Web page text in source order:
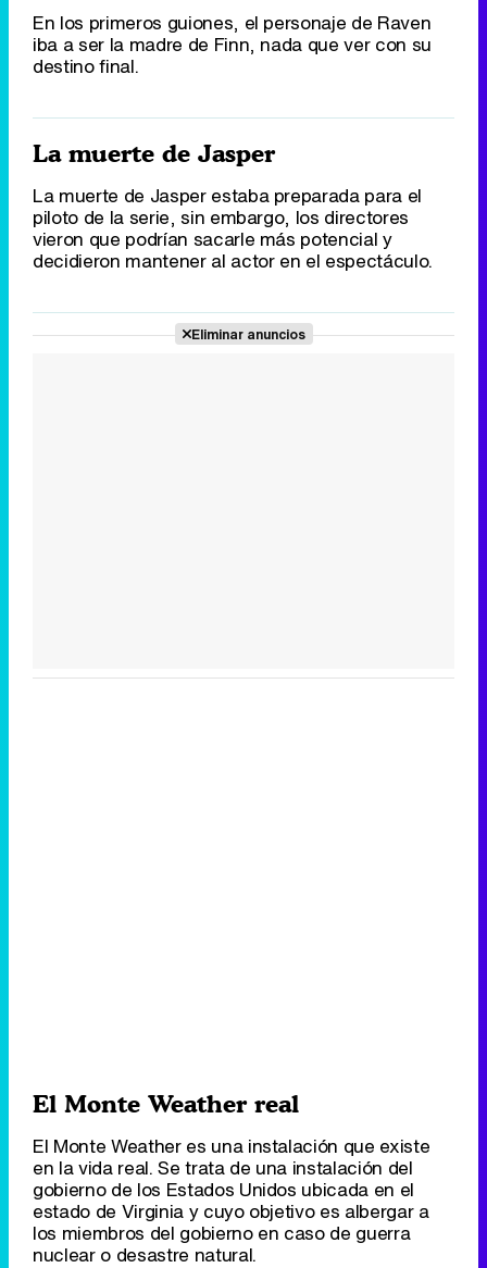
En los primeros guiones, el personaje de Raven
iba a ser la madre de Finn, nada que ver con su
destino final.
La muerte de Jasper
La muerte de Jasper estaba preparada para el
piloto de la serie, sin embargo, los directores
vieron que podrían sacarle más potencial y
decidieron mantener al actor en el espectáculo.
Eliminar anuncios
El Monte Weather real
El Monte Weather es una instalación que existe
en la vida real. Se trata de una instalación del
gobierno de los Estados Unidos ubicada en el
estado de Virginia y cuyo objetivo es albergar a
los miembros del gobierno en caso de guerra
nuclear o desastre natural.